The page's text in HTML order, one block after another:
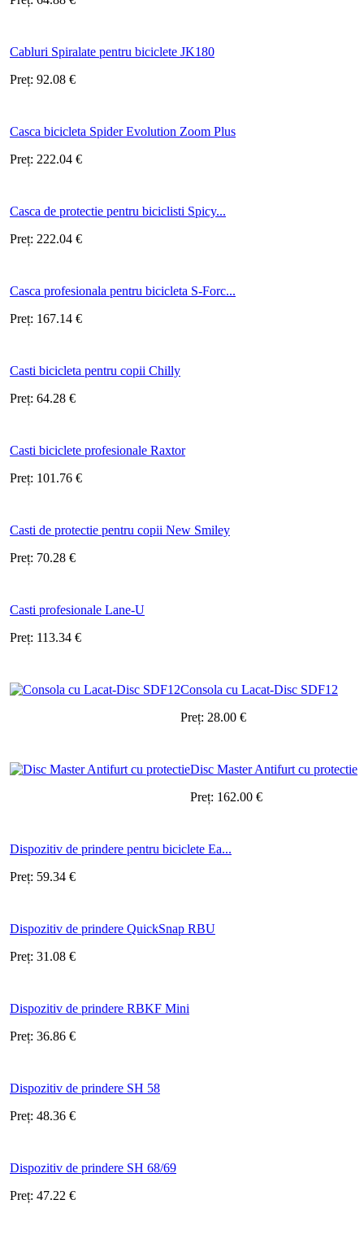
Cabluri Spiralate pentru biciclete JK180
Preț: 92.08 €
Casca bicicleta Spider Evolution Zoom Plus
Preț: 222.04 €
Casca de protectie pentru biciclisti Spicy...
Preț: 222.04 €
Casca profesionala pentru bicicleta S-Forc...
Preț: 167.14 €
Casti bicicleta pentru copii Chilly
Preț: 64.28 €
Casti biciclete profesionale Raxtor
Preț: 101.76 €
Casti de protectie pentru copii New Smiley
Preț: 70.28 €
Casti profesionale Lane-U
Preț: 113.34 €
Consola cu Lacat-Disc SDF12
Preț: 28.00 €
Disc Master Antifurt cu protectie
Preț: 162.00 €
Dispozitiv de prindere pentru biciclete Ea...
Preț: 59.34 €
Dispozitiv de prindere QuickSnap RBU
Preț: 31.08 €
Dispozitiv de prindere RBKF Mini
Preț: 36.86 €
Dispozitiv de prindere SH 58
Preț: 48.36 €
Dispozitiv de prindere SH 68/69
Preț: 47.22 €